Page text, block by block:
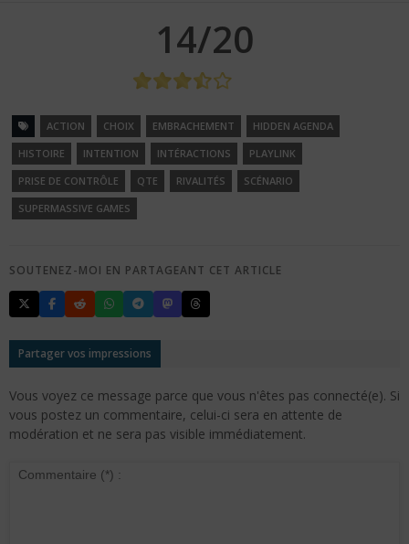
14/20
ACTION CHOIX EMBRACHEMENT
HIDDEN AGENDA
HISTOIRE
INTENTION INTÉRACTIONS
PLAYLINK
PRISE DE CONTRÔLE
QTE RIVALITÉS
SCÉNARIO
SUPERMASSIVE GAMES
SOUTENEZ-MOI EN PARTAGEANT CET ARTICLE
Partager vos impressions
Vous voyez ce message parce que vous n'êtes pas connecté(e). Si
vous postez un commentaire, celui-ci sera en attente de
modération et ne sera pas visible immédiatement.